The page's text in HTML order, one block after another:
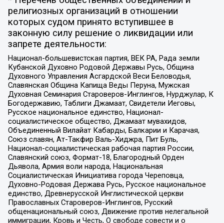
религиозных организаций в отношении
которых судом принято вступившее в
законную силу решение о ликвидации или
запрете деятельности:
Национал-большевистская партия, ВЕК РА, Рада земли
Кубанской Духовно Родовой Державы Русь, Община
Духовного Управления Асгардской Веси Беловодья,
Славянская Община Капища Веды Перуна, Мужская
Духовная Семинария Староверов-Инглингов, Нурджулар, К
Богодержавию, Таблиги Джамаат, Свидетели Иеговы,
Русское национальное единство, Национал-
социалистическое общество, Джамаат мувахидов,
Объединенный Вилайат Кабарды, Балкарии и Карачая,
Союз славян, Ат-Такфир Валь-Хиджра, Пит Буль,
Национал-социалистическая рабочая партия России,
Славянский союз, Формат-18, Благородный Орден
Дьявола, Армия воли народа, Национальная
Социалистическая Инициатива города Череповца,
Духовно-Родовая Держава Русь, Русское национальное
единство, Древнерусской Инглистической церкви
Православных Староверов-Инглингов, Русский
общенациональный союз, Движение против нелегальной
иммиграции, Кровь и Честь, О свободе совести и о